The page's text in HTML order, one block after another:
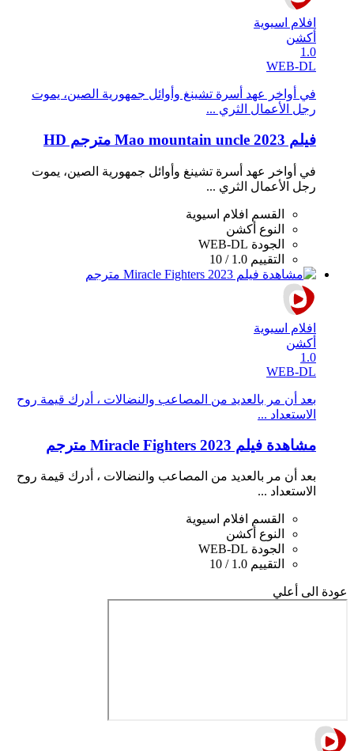
افلام اسيوية
أكشن
1.0
WEB-DL
في أواخر عهد أسرة تشينغ وأوائل جمهورية الصين، يموت
رجل الأعمال الثري ...
فيلم Mao mountain uncle 2023 مترجم HD
في أواخر عهد أسرة تشينغ وأوائل جمهورية الصين، يموت
رجل الأعمال الثري ...
القسم
افلام اسيوية
النوع أكشن
الجودة WEB-DL
التقييم 1.0 / 10
افلام اسيوية
أكشن
1.0
WEB-DL
بعد أن مر بالعديد من المصاعب والنضالات ، أدرك قيمة روح
الاستعداد ...
مشاهدة فيلم Miracle Fighters 2023 مترجم
بعد أن مر بالعديد من المصاعب والنضالات ، أدرك قيمة روح
الاستعداد ...
القسم
افلام اسيوية
النوع أكشن
الجودة WEB-DL
التقييم 1.0 / 10
عودة الى أعلي